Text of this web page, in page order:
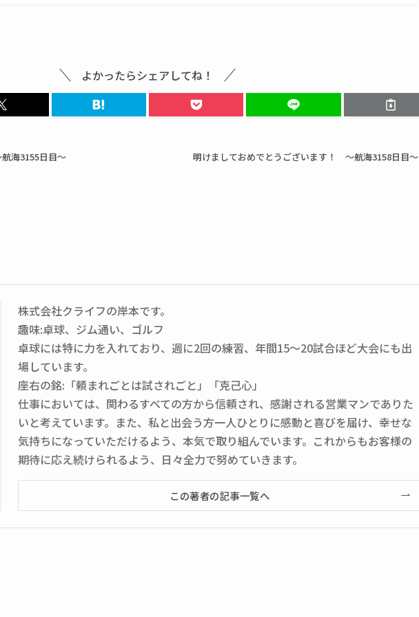
よかったらシェアしてね！
海3155日目～ 明けましておめでとうございます！ ～航海3158日目～
株式会社クライフの岸本です。
趣味:卓球、ジム通い、ゴルフ
卓球には特に力を入れており、週に2回の練習、年間15～20試合ほど大会にも出
場しています。
座右の銘:「頼まれごとは試されごと」「克己心」
仕事においては、関わるすべての方から信頼され、感謝される営業マンでありた
いと考えています。また、私と出会う方一人ひとりに感動と喜びを届け、幸せな
気持ちになっていただけるよう、本気で取り組んでいます。これからもお客様の
期待に応え続けられるよう、日々全力で努めていきます。
この著者の記事一覧へ